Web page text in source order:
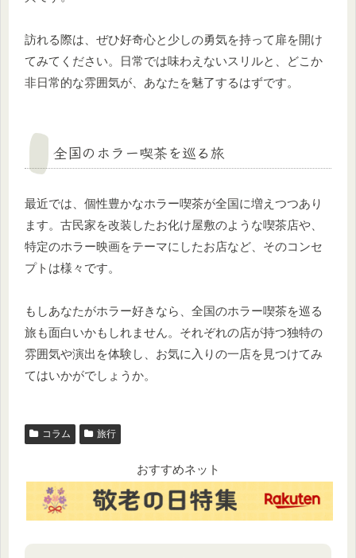
訪れる際は、ぜひ好奇心と少しの勇気を持って扉を開け
てみてください。日常では味わえないスリルと、どこか
非日常的な雰囲気が、あなたを魅了するはずです。
全国のホラー喫茶を巡る旅
最近では、個性豊かなホラー喫茶が全国に増えつつあり
ます。古民家を改装したお化け屋敷のような喫茶店や、
特定のホラー映画をテーマにしたお店など、そのコンセ
プトは様々です。
もしあなたがホラー好きなら、全国のホラー喫茶を巡る
旅も面白いかもしれません。それぞれの店が持つ独特の
雰囲気や演出を体験し、お気に入りの一店を見つけてみ
てはいかがでしょうか。
コラム 旅行
おすすめネット